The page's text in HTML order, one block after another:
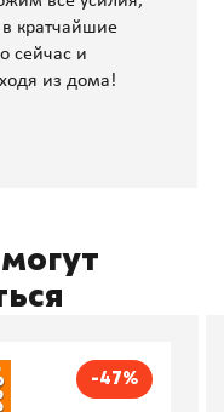
кратчайшие
сейчас и
из дома!
-47%